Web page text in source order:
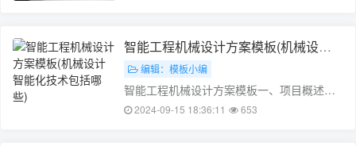
的重要手段。本文将从三个方面探讨机房空
调节能降耗方案模板的设计。一、设计原
则……
智能工程机械设计方案模板(机械设计
智能化技术包括哪些)
编辑：模板小编
智能工程机械设计方案模板一、项目概述随
着科技的快速发展，智能工程机械在工程建
2024-09-15 18:36:11 653